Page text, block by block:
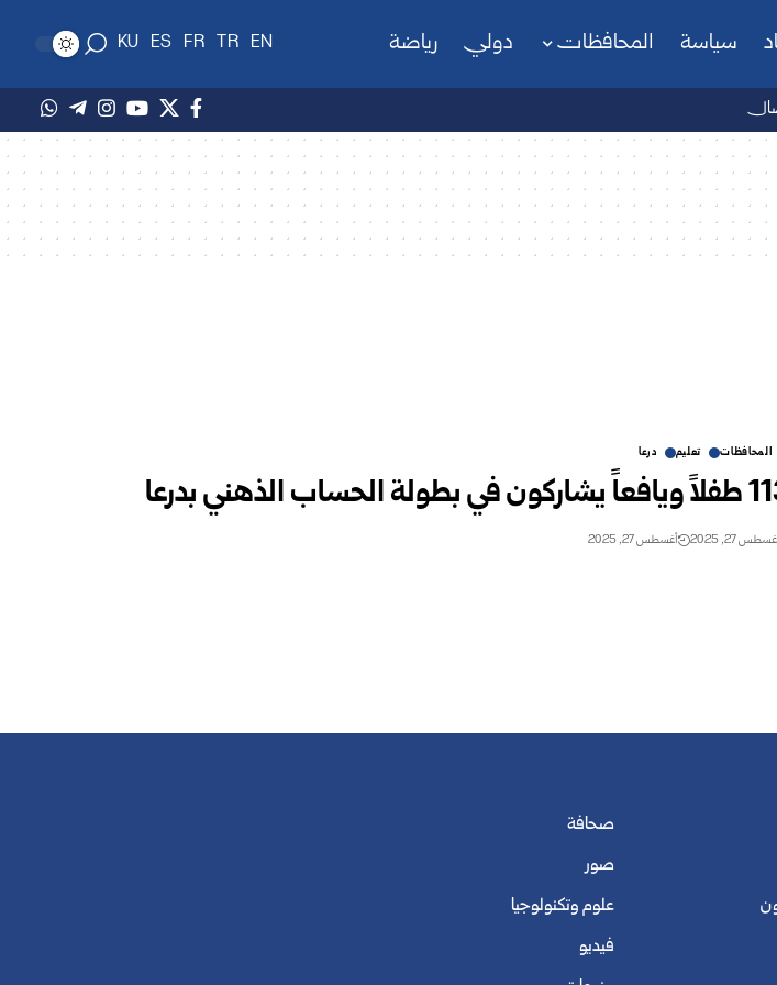
سياسة المحافظات دولي رياضة EN
TR
FR
ES
KU
المحافظات تعليم درعا
الحساب الذهني بدرعا
27, 2025 أغسطس 27, 2025
صحافة
صور
علوم وتكنولوجيا
فيديو